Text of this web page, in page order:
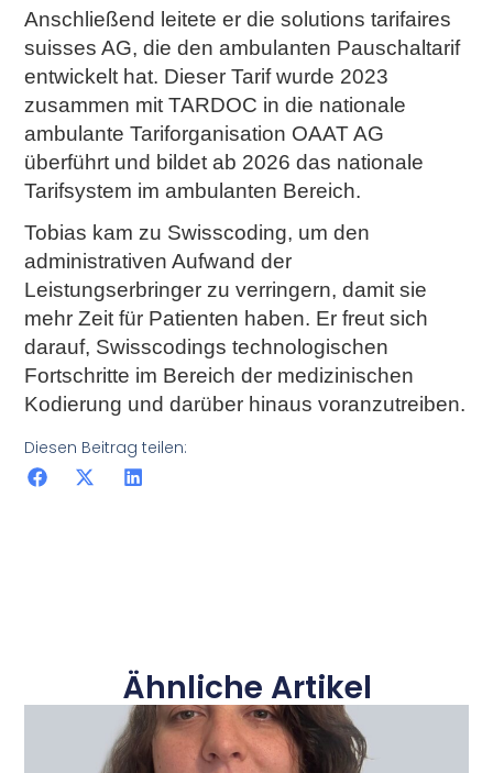
Anschließend leitete er die solutions tarifaires
suisses AG, die den ambulanten Pauschaltarif
entwickelt hat. Dieser Tarif wurde 2023
zusammen mit TARDOC in die nationale
ambulante Tariforganisation OAAT AG
überführt und bildet ab 2026 das nationale
Tarifsystem im ambulanten Bereich.
Tobias kam zu Swisscoding, um den
administrativen Aufwand der
Leistungserbringer zu verringern, damit sie
mehr Zeit für Patienten haben. Er freut sich
darauf, Swisscodings technologischen
Fortschritte im Bereich der medizinischen
Kodierung und darüber hinaus voranzutreiben.
Diesen Beitrag teilen:
Ähnliche Artikel